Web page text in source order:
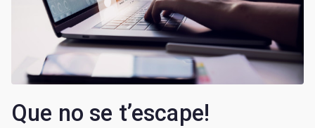
Que no se t’escape!